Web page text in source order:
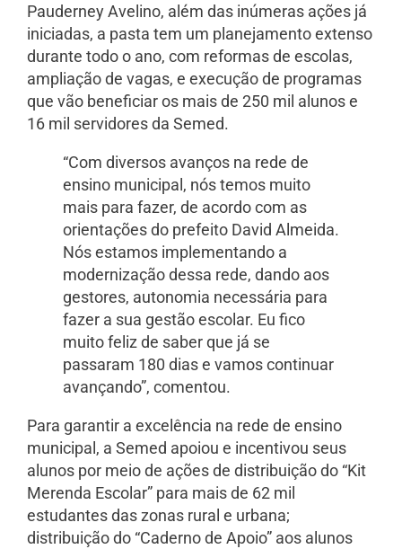
Pauderney Avelino, além das inúmeras ações já
iniciadas, a pasta tem um planejamento extenso
durante todo o ano, com reformas de escolas,
ampliação de vagas, e execução de programas
que vão beneficiar os mais de 250 mil alunos e
16 mil servidores da Semed.
“Com diversos avanços na rede de
ensino municipal, nós temos muito
mais para fazer, de acordo com as
orientações do prefeito David Almeida.
Nós estamos implementando a
modernização dessa rede, dando aos
gestores, autonomia necessária para
fazer a sua gestão escolar. Eu fico
muito feliz de saber que já se
passaram 180 dias e vamos continuar
avançando”, comentou.
Para garantir a excelência na rede de ensino
municipal, a Semed apoiou e incentivou seus
alunos por meio de ações de distribuição do “Kit
Merenda Escolar” para mais de 62 mil
estudantes das zonas rural e urbana;
distribuição do “Caderno de Apoio” aos alunos